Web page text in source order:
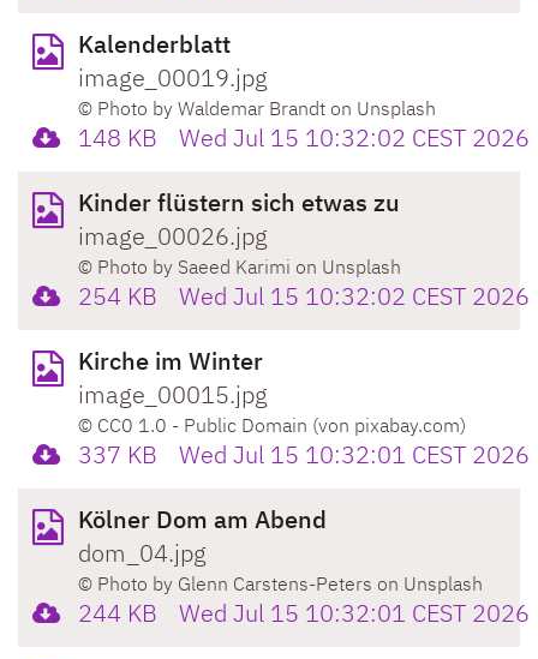
Kalenderblatt
image_00019.jpg
© Photo by Waldemar Brandt on Unsplash
148 KB
Wed Jul 15 10:32:02 CEST 2026
Kinder flüstern sich etwas zu
image_00026.jpg
© Photo by Saeed Karimi on Unsplash
254 KB
Wed Jul 15 10:32:02 CEST 2026
Kirche im Winter
image_00015.jpg
© CC0 1.0 - Public Domain (von pixabay.com)
337 KB
Wed Jul 15 10:32:01 CEST 2026
Kölner Dom am Abend
dom_04.jpg
© Photo by Glenn Carstens-Peters on Unsplash
244 KB
Wed Jul 15 10:32:01 CEST 2026